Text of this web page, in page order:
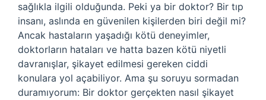
sağlıkla ilgili olduğunda. Peki ya bir doktor? Bir tıp
insanı, aslında en güvenilen kişilerden biri değil mi?
Ancak hastaların yaşadığı kötü deneyimler,
doktorların hataları ve hatta bazen kötü niyetli
davranışlar, şikayet edilmesi gereken ciddi
konulara yol açabiliyor. Ama şu soruyu sormadan
duramıyorum: Bir doktor gerçekten nasıl şikayet